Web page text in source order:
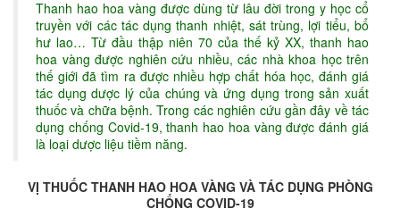
Thanh hao hoa vàng được dùng từ lâu đời trong y học cổ
truyền với các tác dụng thanh nhiệt, sát trùng, lợi tiểu, bổ
hư lao… Từ đầu thập niên 70 của thế kỷ XX, thanh hao
hoa vàng được nghiên cứu nhiều, các nhà khoa học trên
thế giới đã tìm ra được nhiều hợp chất hóa học, đánh giá
tác dụng dược lý của chúng và ứng dụng trong sản xuất
thuốc và chữa bệnh. Trong các nghiên cứu gần đây về tác
dụng chống Covid-19, thanh hao hoa vàng được đánh giá
là loại dược liệu tiềm năng.
VỊ THUỐC THANH HAO HOA VÀNG VÀ TÁC DỤNG PHÒNG
CHỐNG COVID-19